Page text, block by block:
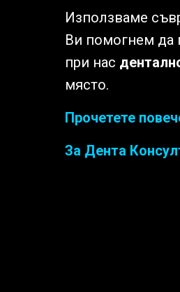
Използваме
Ви помогнем да
при нас
място.
Прочетете
За Дента